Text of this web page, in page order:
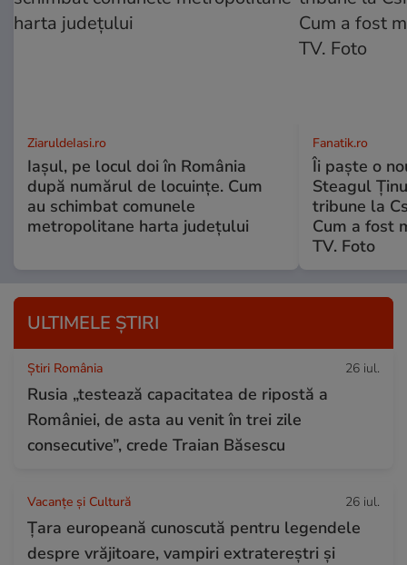
ZiaruldeIasi.ro
Iașul, pe locul doi în România
după numărul de locuințe. Cum
au schimbat comunele
metropolitane harta județului
Fanatik.ro
Îi paște o
Steagul
tribune la
Cum a fost
TV. Foto
ULTIMELE ȘTIRI
Știri România 26 iul.
Rusia „testează capacitatea de ripostă a
României, de asta au venit în trei zile
consecutive”, crede Traian Băsescu
Vacanțe și Cultură 26 iul.
Țara europeană cunoscută pentru legendele
despre vrăjitoare, vampiri extratereștri și